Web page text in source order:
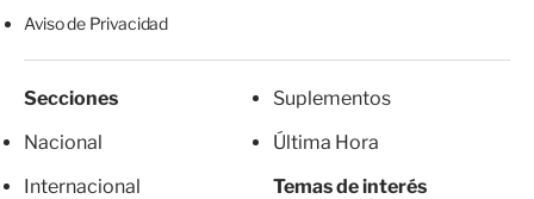
Aviso de Privacidad
Secciones
Nacional
Internacional
Suplementos
Última Hora
Temas de interés